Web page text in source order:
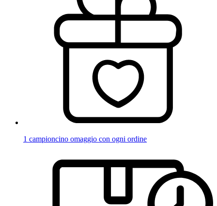
1 campioncino omaggio con ogni ordine